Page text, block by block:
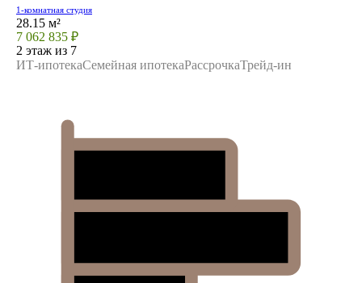
1-комнатная студия
28.15 м²
7 062 835 ₽
2 этаж из 7
ИТ-ипотекаСемейная ипотекаРассрочкаТрейд-ин